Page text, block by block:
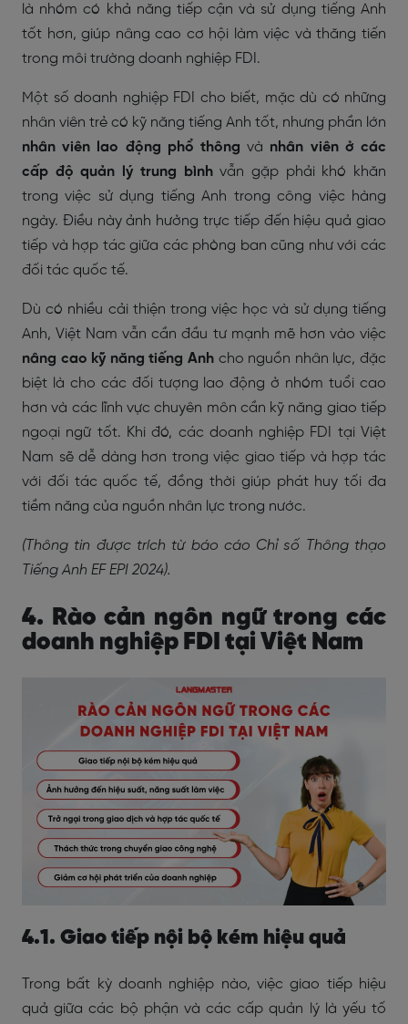
là nhóm có khả năng tiếp cận và sử dụng tiếng Anh
tốt hơn, giúp nâng cao cơ hội làm việc và thăng tiến
trong môi trường doanh nghiệp FDI.
Một số doanh nghiệp FDI cho biết, mặc dù có những
nhân viên trẻ có kỹ năng tiếng Anh tốt, nhưng phần lớn
nhân viên lao động phổ thông và nhân viên ở các
cấp độ quản lý trung bìnhvẫn gặp phải khó khăn
trong việc sử dụng tiếng Anh trong công việc hàng
ngày. Điều này ảnh hưởng trực tiếp đến hiệu quả giao
tiếp và hợp tác giữa các phòng ban cũng như với các
đối tác quốc tế.
Dù có nhiều cải thiện trong việc học và sử dụng tiếng
Anh, Việt Nam vẫn cần đầu tư mạnh mẽ hơn vào việc
nâng cao kỹ năng tiếng Anh cho nguồn nhân lực, đặc
biệt là cho các đối tượng lao động ở nhóm tuổi cao
hơn và các lĩnh vực chuyên môn cần kỹ năng giao tiếp
ngoại ngữ tốt. Khi đó, các doanh nghiệp FDI tại Việt
Nam sẽ dễ dàng hơn trong việc giao tiếp và hợp tác
với đối tác quốc tế, đồng thời giúp phát huy tối đa
tiềm năng của nguồn nhân lực trong nước.
(Thông tin được trích từ báo cáo Chỉ số Thông thạo
Tiếng Anh EF EPI 2024).
4. Rào cản ngôn ngữ trong các
doanh nghiệp FDI tại Việt Nam
4.1. Giao tiếp nội bộ kém hiệu quả
Trong bất kỳ doanh nghiệp nào, việc giao tiếp hiệu
quả giữa các bộ phận và các cấp quản lý là yếu tố